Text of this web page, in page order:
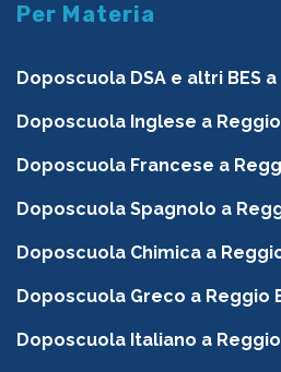
Per Materia
Doposcuola DSA e altri BES
Doposcuola Inglese a
Doposcuola Francese a
Doposcuola Spagnolo a
Doposcuola Chimica a
Doposcuola Greco a Reggio
Doposcuola Italiano a